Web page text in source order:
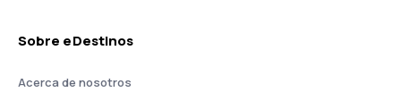
Sobre eDestinos
Acerca de nosotros